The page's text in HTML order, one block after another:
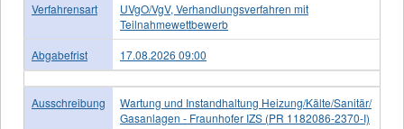
Verfahrensart
UVgO/VgV, Verhandlungsverfahren mit
Teilnahmewettbewerb
Abgabefrist
17.08.2026 09:00
Ausschreibung
Wartung und Instandhaltung Heizung/Kälte/Sanitär/
Gasanlagen - Fraunhofer IZS (PR 1182086-2370-I)